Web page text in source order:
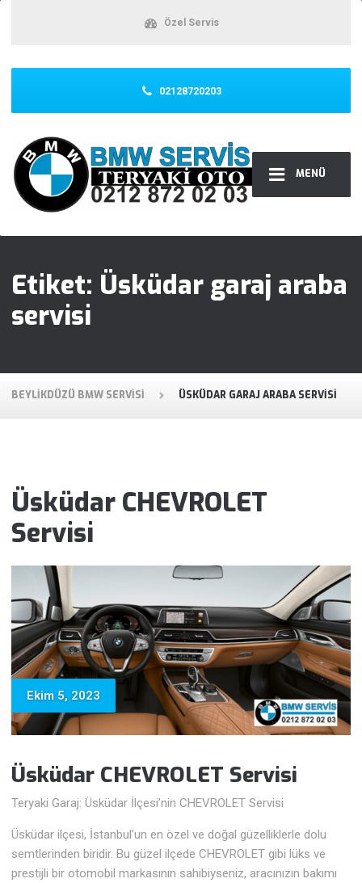
MENÜ
Özel Servis
02128720203
Etiket: Üsküdar garaj araba
servisi
BEYLIKDÜZÜ BMW SERVISI ÜSKÜDAR GARAJ ARABA SERVISI
Üsküdar CHEVROLET
Servisi
Ekim 5, 2023
Üsküdar CHEVROLET Servisi
Teryaki Garaj: Üsküdar İlçesi’nin CHEVROLET Servisi
Üsküdar ilçesi, İstanbul’un en özel ve doğal güzelliklerle dolu
semtlerinden biridir. Bu güzel ilçede CHEVROLET gibi lüks ve
prestijli bir otomobil markasının sahibiyseniz, aracınızın bakımı